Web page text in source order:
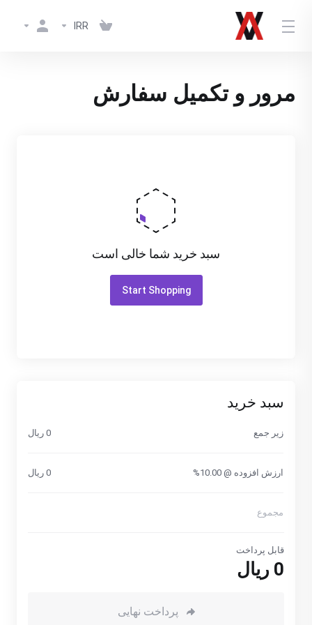
IRR
مرور و تکمیل سفارش
سبد خرید شما خالی است
Start Shopping
سبد خرید
زیر جمع 0 ریال
ارزش افزوده @ 10.00% 0 ریال
مجموع
قابل پرداخت
0 ریال
پرداخت نهایی